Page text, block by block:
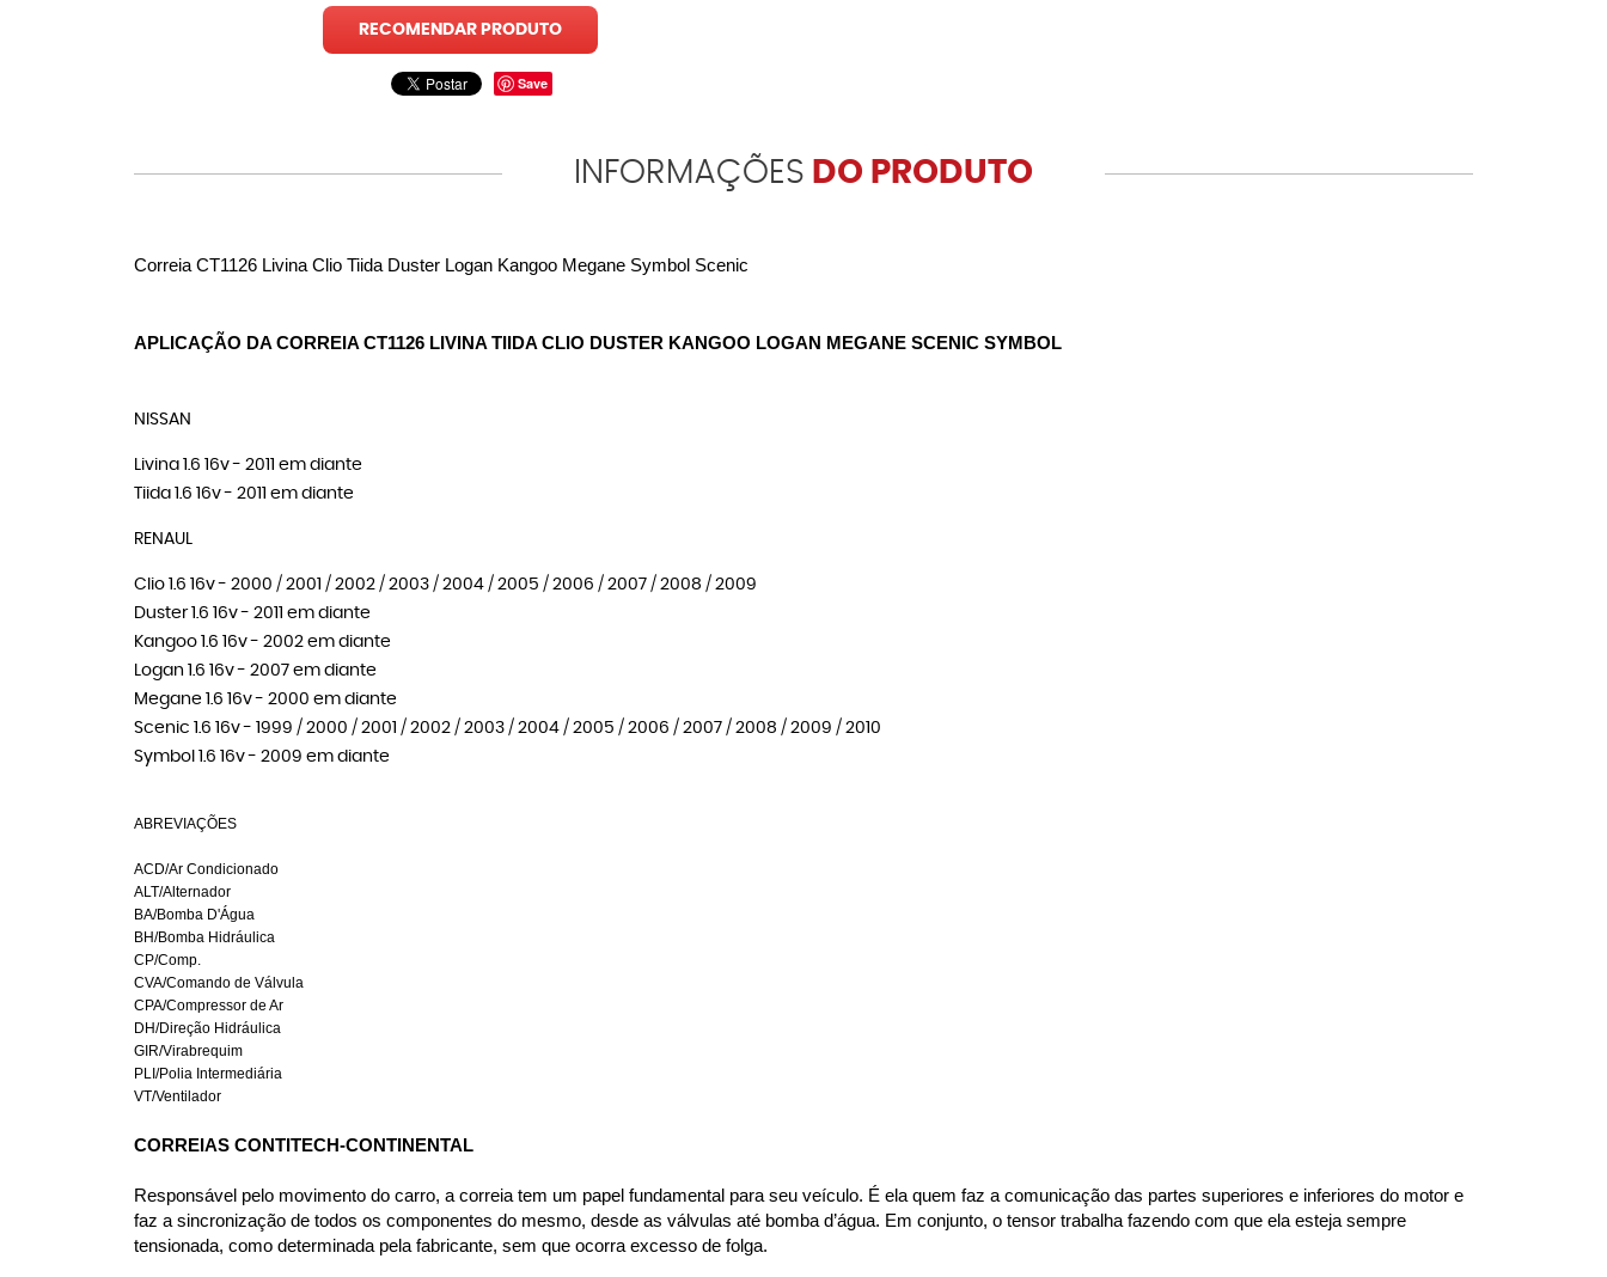
RECOMENDAR PRODUTO
Save
INFORMAÇÕES DO PRODUTO
Correia CT1126 Livina Clio Tiida Duster Logan Kangoo Megane Symbol Scenic
APLICAÇÃO DA CORREIA CT1126 LIVINA TIIDA CLIO DUSTER KANGOO LOGAN MEGANE SCENIC SYMBOL
NISSAN
Livina 1.6 16v - 2011 em diante
Tiida 1.6 16v - 2011 em diante
RENAUL
Clio 1.6 16v - 2000 / 2001 / 2002 / 2003 / 2004 / 2005 / 2006 / 2007 / 2008 / 2009
Duster 1.6 16v - 2011 em diante
Kangoo 1.6 16v - 2002 em diante
Logan 1.6 16v - 2007 em diante
Megane 1.6 16v - 2000 em diante
Scenic 1.6 16v - 1999 / 2000 / 2001 / 2002 / 2003 / 2004 / 2005 / 2006 / 2007 / 2008 / 2009 / 2010
Symbol 1.6 16v - 2009 em diante
ABREVIAÇÕES
ACD/Ar Condicionado
ALT/Alternador
BA/Bomba D'Água
BH/Bomba Hidráulica
CP/Comp.
CVA/Comando de Válvula
CPA/Compressor de Ar
DH/Direção Hidráulica
GIR/Virabrequim
PLI/Polia Intermediária
VT/Ventilador
CORREIAS CONTITECH-CONTINENTAL
Responsável pelo movimento do carro, a correia tem um papel fundamental para seu veículo. É ela quem faz a comunicação das partes superiores e inferiores do motor e
faz a sincronização de todos os componentes do mesmo, desde as válvulas até bomba d’água. Em conjunto, o tensor trabalha fazendo com que ela esteja sempre
tensionada, como determinada pela fabricante, sem que ocorra excesso de folga.